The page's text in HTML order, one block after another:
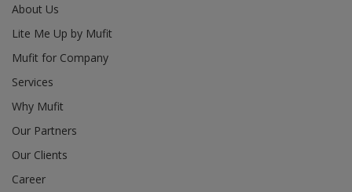
About Us
Lite Me Up by Mufit
Mufit for Company
Services
Why Mufit
Our Partners
Our Clients
Career